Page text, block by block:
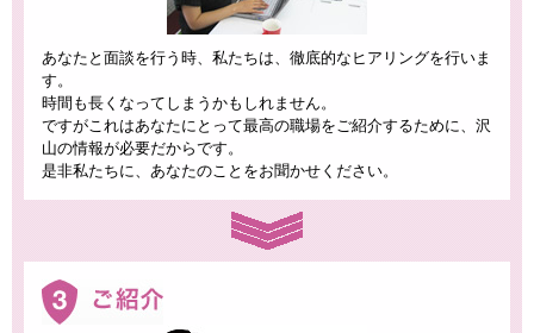
あなたと面談を行う時、私たちは、徹底的なヒアリングを行いま
す。
時間も長くなってしまうかもしれません。
ですがこれはあなたにとって最高の職場をご紹介するために、沢
山の情報が必要だからです。
是非私たちに、あなたのことをお聞かせください。